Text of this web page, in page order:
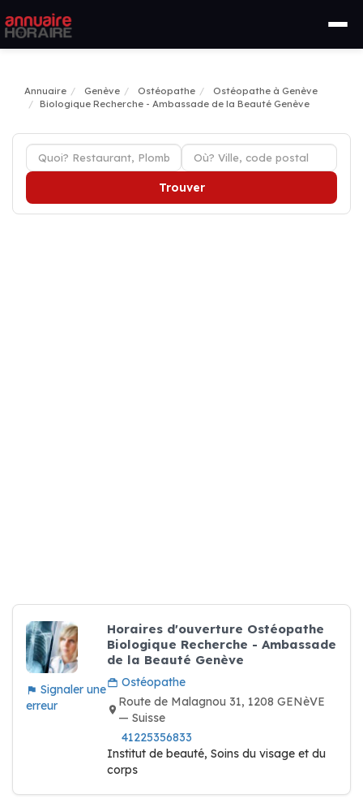
Annuaire Genève Ostéopathe
Ostéopathe à Genève
Biologique Recherche - Ambassade de la Beauté Genève
Trouver
Signaler une
erreur
Horaires d'ouverture Ostéopathe
Biologique Recherche - Ambassade
de la Beauté Genève
Ostéopathe
Route de Malagnou 31, 1208 GENèVE
— Suisse
41225356833
Institut de beauté, Soins du visage et du
corps